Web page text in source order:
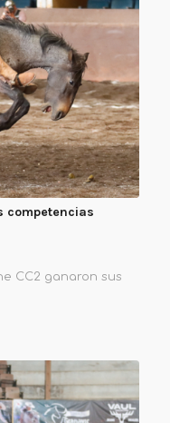
competencias
CC2 ganaron sus